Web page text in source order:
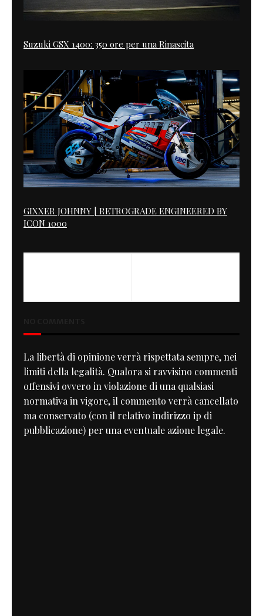
Suzuki GSX 1400: 350 ore per una Rinascita
GIXXER JOHNNY | RETROGRADE ENGINEERED BY
ICON 1000
La libertà di opinione verrà rispettata sempre, nei
limiti della legalità. Qualora si ravvisino commenti
offensivi ovvero in violazione di una qualsiasi
normativa in vigore, il commento verrà cancellato
ma conservato (con il relativo indirizzo ip di
pubblicazione) per una eventuale azione legale.